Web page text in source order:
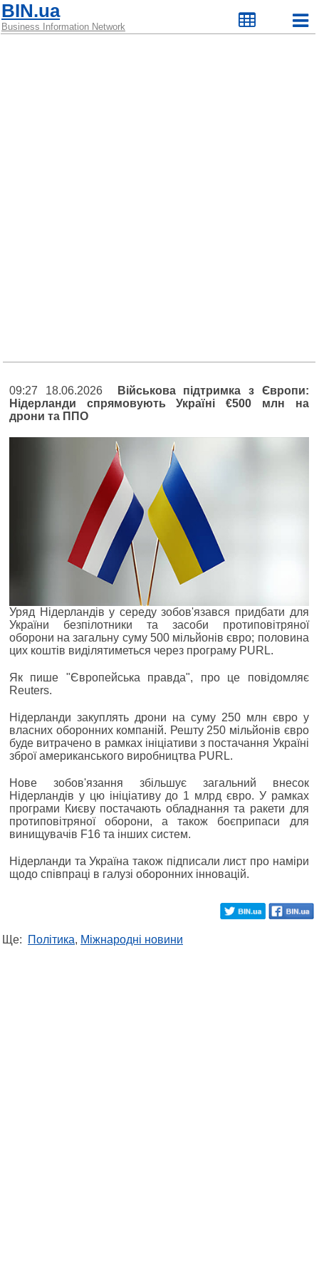
BIN.ua
Business Information Network
09:27 18.06.2026
Військова підтримка з Європи:
Нідерланди спрямовують Україні €500 млн на
дрони та ППО
Уряд Нідерландів у середу зобов'язався придбати для
України безпілотники та засоби протиповітряної
оборони на загальну суму 500 мільйонів євро; половина
цих коштів виділятиметься через програму PURL.
Як пише "Європейська правда", про це повідомляє
Reuters.
Нідерланди закуплять дрони на суму 250 млн євро у
власних оборонних компаній. Решту 250 мільйонів євро
буде витрачено в рамках ініціативи з постачання Україні
зброї американського виробництва PURL.
Нове зобов'язання збільшує загальний внесок
Нідерландів у цю ініціативу до 1 млрд євро. У рамках
програми Києву постачають обладнання та ракети для
протиповітряної оборони, а також боєприпаси для
винищувачів F16 та інших систем.
Нідерланди та Україна також підписали лист про наміри
щодо співпраці в галузі оборонних інновацій.
Ще: Політика, Міжнародні новини